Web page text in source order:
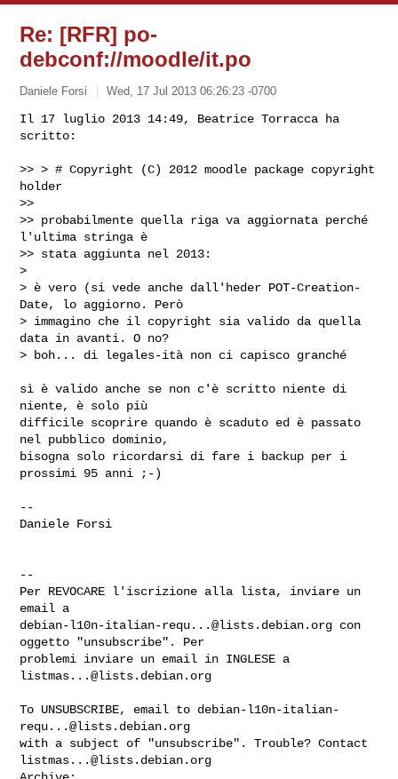
Re: [RFR] po-
debconf://moodle/it.po
Daniele Forsi Wed, 17 Jul 2013 06:26:23 -0700
Il 17 luglio 2013 14:49, Beatrice Torracca ha
scritto:
>> > # Copyright (C) 2012 moodle package copyright
holder
>>
>> probabilmente quella riga va aggiornata perché
l'ultima stringa è
>> stata aggiunta nel 2013:
>
> è vero (si vede anche dall'heder POT-Creation-
Date, lo aggiorno. Però
> immagino che il copyright sia valido da quella
data in avanti. O no?
> boh... di legales-ità non ci capisco granché
sì è valido anche se non c'è scritto niente di
niente, è solo più
difficile scoprire quando è scaduto ed è passato
nel pubblico dominio,
bisogna solo ricordarsi di fare i backup per i
prossimi 95 anni ;-)
--
Daniele Forsi
--
Per REVOCARE l'iscrizione alla lista, inviare un
debian-l10n-italian-requ...@lists.debian.org con
oggetto "unsubscribe". Per
listmas...@lists.debian.org
To UNSUBSCRIBE, email to debian-l10n-italian-
requ...@lists.debian.org
listmas...@lists.debian.org